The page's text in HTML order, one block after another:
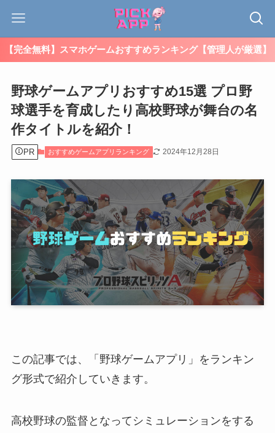
【完全無料】スマホゲームおすすめランキング【管理人が厳選】
野球ゲームアプリおすすめ15選 プロ野
球選手を育成したり高校野球が舞台の名
作タイトルを紹介！
PR おすすめゲームアプリランキング 2024年12月28日
この記事では、「野球ゲームアプリ」をランキン
グ形式で紹介していきます。
高校野球の監督となってシミュレーションをする